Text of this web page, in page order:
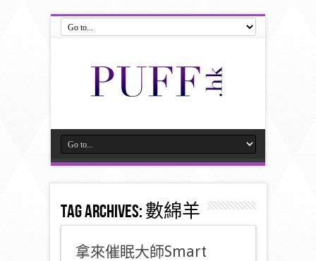
Tag Archives:數綿羊
拿來催眠大師Smart